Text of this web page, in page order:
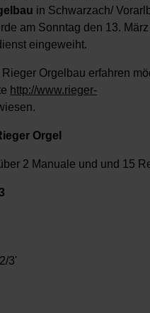
in Schwarzach/
am Sonntag den 13.
eingeweiht.
Orgelbau erfahren
http://www.rieger-
Orgel
2 Manuale und und 15
3'